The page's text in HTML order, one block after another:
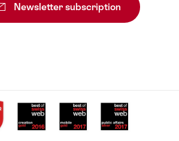
Newsletter subscription Zur